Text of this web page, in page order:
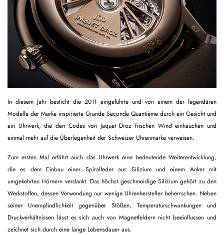
In diesem Jahr besticht die 2011 eingeführte und von einem der legendären
Modelle der Marke inspirierte Grande Seconde Quantième durch ein Gesicht und
ein Uhrwerk, die den Codes von Jaquet Droz frischen Wind einhauchen und
einmal mehr auf die Überlegenheit der Schweizer Uhrenmarke verweisen.
Zum ersten Mal erfährt auch das Uhrwerk eine bedeutende Weiterentwicklung,
die es dem Einbau einer Spiralfeder aus Silizium und einem Anker mit
umgekehrten Hörnern verdankt. Das höchst geschmeidige Silizium gehört zu den
Werkstoffen, dessen Verwendung nur wenige Uhrenhersteller beherrschen. Neben
seiner Unempfindlichkeit gegenüber Stößen, Temperaturschwankungen und
Druckverhältnissen lässt es sich auch von Magnetfeldern nicht beeinflussen und
zeichnet sich durch eine lange Lebensdauer aus.